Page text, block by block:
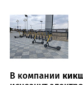
В компании